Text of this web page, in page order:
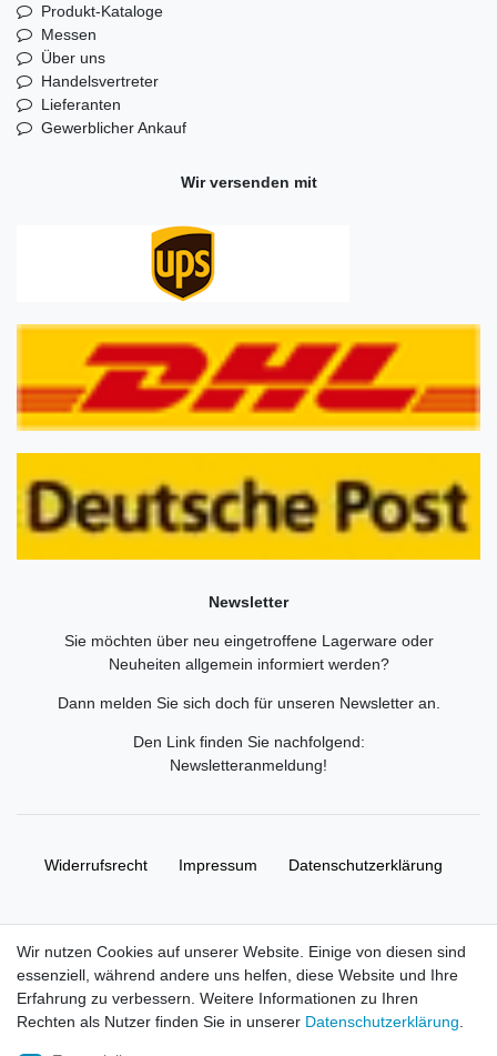
Produkt-Kataloge
Messen
Über uns
Handelsvertreter
Lieferanten
Gewerblicher Ankauf
Wir versenden mit
Newsletter
Sie möchten über neu eingetroffene Lagerware oder
Neuheiten allgemein informiert werden?
Dann melden Sie sich doch für unseren Newsletter an.
Den Link finden Sie nachfolgend:
Newsletteranmeldung!
Widerrufs­recht Impressum Daten­schutz­erklärung
© Copyright 2026 | Alle Rechte vorbehalten. HL-
Handelsgesellschaft mbH.
Wir nutzen Cookies auf unserer Website. Einige von diesen sind
essenziell, während andere uns helfen, diese Website und Ihre
Erfahrung zu verbessern. Weitere Informationen zu Ihren
Rechten als Nutzer finden Sie in unserer Daten­schutz­erklärung